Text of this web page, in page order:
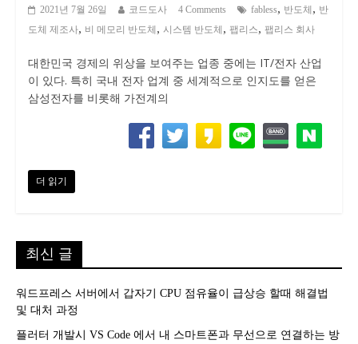
2021년 7월 26일 코드도사 4 Comments fabless, 반도체, 반
도체 제조사, 비 메모리 반도체, 시스템 반도체, 팹리스, 팹리스 회사
대한민국 경제의 위상을 보여주는 업종 중에는 IT/전자 산업
이 있다. 특히 국내 전자 업계 중 세계적으로 인지도를 얻은
삼성전자를 비롯해 가전계의
더 읽기
최신 글
워드프레스 서버에서 갑자기 CPU 점유율이 급상승 할때 해결법
및 대처 과정
플러터 개발시 VS Code 에서 내 스마트폰과 무선으로 연결하는 방